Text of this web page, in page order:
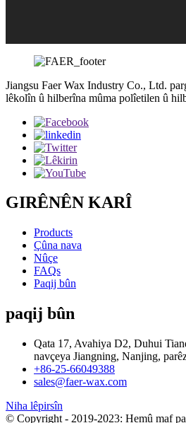
Jiangsu Faer Wax Industry Co., Ltd.
lêkolîn û hilberîna mûma polîetilen û
GIRÊNÊN KARÎ
Products
Çûna nava
Nûçe
FAQs
Paqij bûn
paqij bûn
Qata 17, Avahiya D2, Duhui
navçeya Jiangning, Nanjing,
+86-25-66049388
sales@faer-wax.com
Niha lêpirsîn
© Copyright - 2019-2023: Hemû maf